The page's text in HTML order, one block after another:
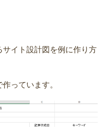
イト設計図を例に作り方
っています。